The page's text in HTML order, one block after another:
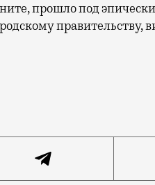
прошло под
правительству,
собой зонт.